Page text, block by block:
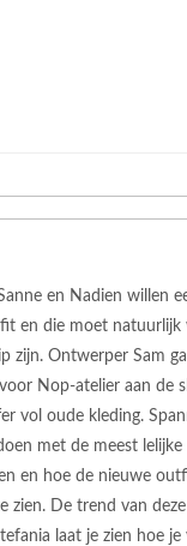
en Nadien willen
en die moet natuurlijk
zijn. Ontwerper Sam
Nop-atelier aan de
vol oude kleding.
met de meest lelijke
en hoe de nieuwe
zien. De trend van
laat je zien hoe je